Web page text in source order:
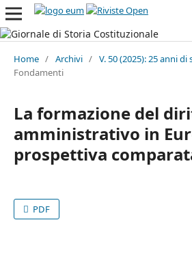
Home / Archivi / V. 50 (2025): 25 anni
Fondamenti
La formazione del
amministrativo in
prospettiva
PDF